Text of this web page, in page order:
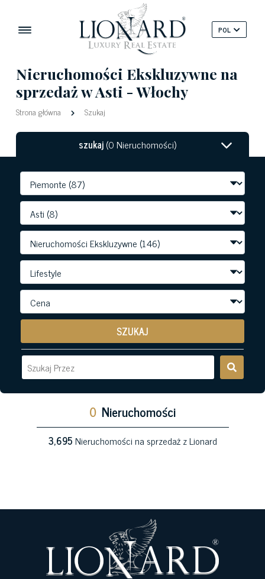
POL
Nieruchomości Ekskluzywne na
sprzedaż w Asti - Włochy
Strona główna Szukaj
szukaj(0 Nieruchomości)
SZUKAJ
0 Nieruchomości
3,695Nieruchomości na sprzedaż z Lionard